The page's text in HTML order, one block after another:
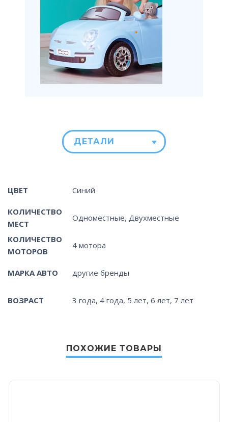
ДЕТАЛИ
ЦВЕТ Синий
КОЛИЧЕСТВО
МЕСТ
Одноместные, Двухместные
КОЛИЧЕСТВО
МОТОРОВ
4 мотора
МАРКА АВТО другие бренды
ВОЗРАСТ 3 года, 4 года, 5 лет, 6 лет, 7 лет
ПОХОЖИЕ ТОВАРЫ